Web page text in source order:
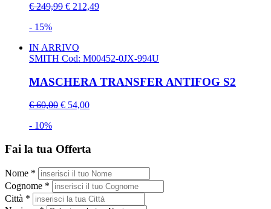
€ 249,99 € 212,49
- 15%
IN ARRIVO
SMITH Cod: M00452-0JX-994U
MASCHERA TRANSFER ANTIFOG S2
€ 60,00 € 54,00
- 10%
Fai la tua Offerta
Nome *
Cognome *
Città *